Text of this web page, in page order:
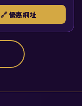
🔗 優惠網址